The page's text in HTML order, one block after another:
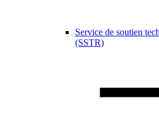
Service de soutien
(SSTR)